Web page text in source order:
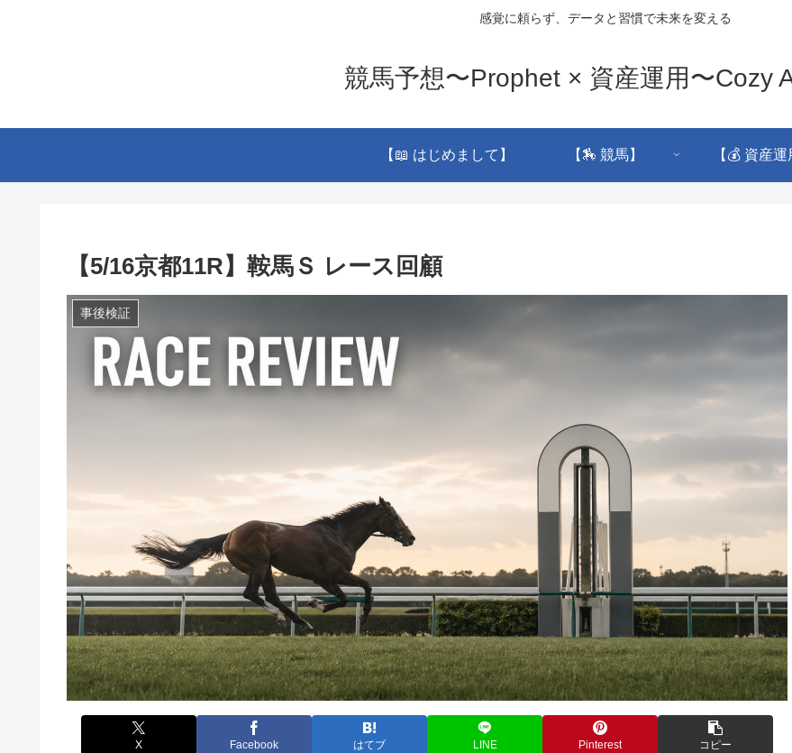
感覚に頼らず、データと習慣で未来を変える
競馬予想〜Prophet × 資産運用〜Cozy
【📖 はじめまして】 【🏇 競馬】 【💰 資産運
【5/16京都11R】鞍馬Ｓ レース回顧
事後検証
X Facebook はてブ LINE Pinterest コピー